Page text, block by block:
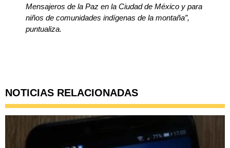
Mensajeros de la Paz en la Ciudad de México y para
niños de comunidades indígenas de la montaña”,
puntualiza.
NOTICIAS RELACIONADAS